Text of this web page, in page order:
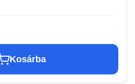
Kosárba